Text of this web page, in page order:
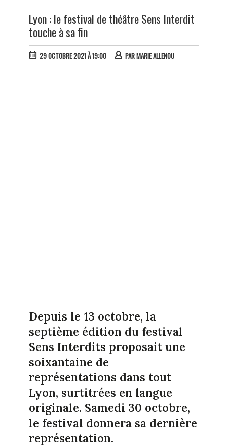
Lyon : le festival de théâtre Sens Interdit
touche à sa fin
29 OCTOBRE 2021 À 19:00 PARMARIE ALLENOU
Depuis le 13 octobre, la
septième édition du festival
Sens Interdits proposait une
soixantaine de
représentations dans tout
Lyon, surtitrées en langue
originale. Samedi 30 octobre,
le festival donnera sa dernière
représentation.